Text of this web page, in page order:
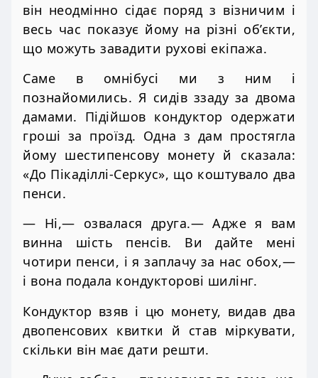
він неодмінно сідає поряд з візничим і
весь час показує йому на різні об’єкти,
що можуть завадити рухові екіпажа.
Саме в омнібусі ми з ним і
познайомились. Я сидів ззаду за двома
дамами. Підійшов кондуктор одержати
гроші за проїзд. Одна з дам простягла
йому шестипенсову монету й сказала:
«До Пікаділлі-Серкус», що коштувало два
пенси.
— Ні,— озвалася друга.— Адже я вам
винна шість пенсів. Ви дайте мені
чотири пенси, і я заплачу за нас обох,—
і вона подала кондукторові шилінг.
Кондуктор взяв і цю монету, видав два
двопенсових квитки й став міркувати,
скільки він має дати решти.